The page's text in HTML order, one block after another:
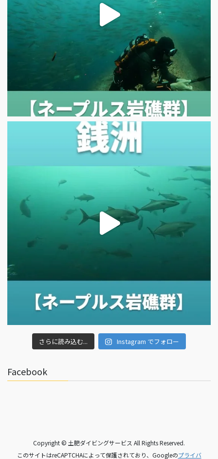
さらに読み込む... Instagram でフォロー
Facebook
Copyright © 土肥ダイビングサービス All Rights Reserved.
このサイトはreCAPTCHAによって保護されており、Googleのプライバ